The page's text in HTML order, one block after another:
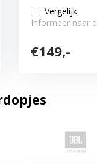
Vergelijk
Informeer naar
€149,-